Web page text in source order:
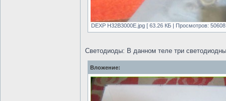
DEXP H32B3000E.jpg [ 63.26 КБ | Просмотров:
Светодиоды: В данном теле три
Вложение: